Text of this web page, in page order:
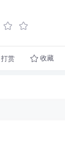
打赏 收藏